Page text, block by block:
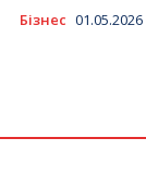
Бізнес 01.05.2026